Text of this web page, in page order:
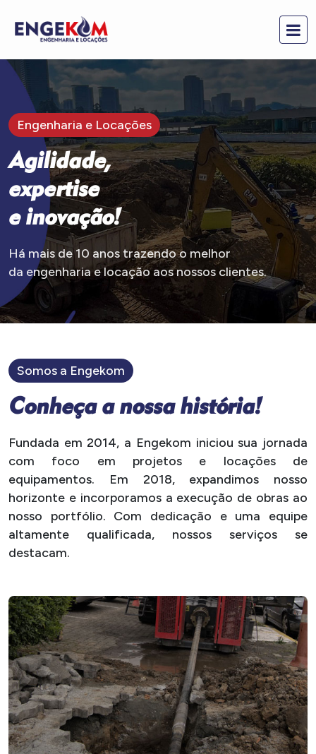
Engenharia e Locações
Agilidade,
expertise
e inovação!
Há mais de 10 anos trazendo o melhor
da engenharia e locação aos nossos clientes.
Somos a Engekom
Conheça a nossa história!
Fundada em 2014, a Engekom iniciou sua jornada
com foco em projetos e locações de
equipamentos. Em 2018, expandimos nosso
horizonte e incorporamos a execução de obras ao
nosso portfólio. Com dedicação e uma equipe
altamente qualificada, nossos serviços se
destacam.